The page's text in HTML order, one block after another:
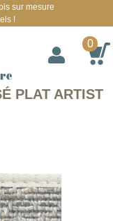
PLAT ARTIST
sur mesure
!
0